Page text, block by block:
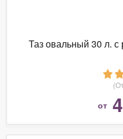
Таз овальный 30 л.
от